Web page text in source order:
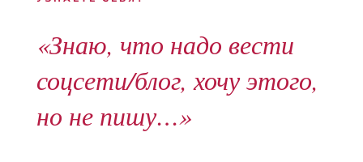
«Знаю, что надо вести
соцсети/блог, хочу этого,
но не пишу…»